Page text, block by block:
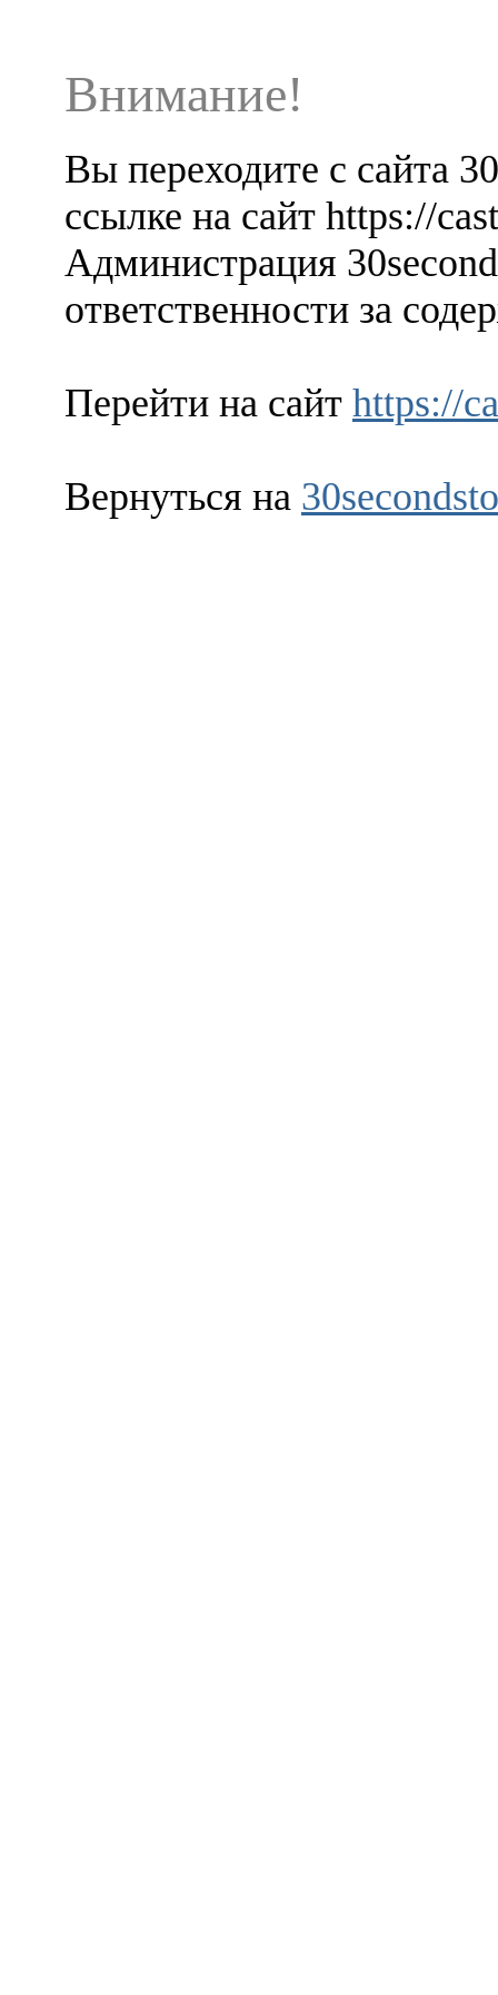
Внимание!
Вы переходите с сайта
ссылке на сайт https://
Администрация
ответственности за
Перейти на сайт https://
Вернуться на